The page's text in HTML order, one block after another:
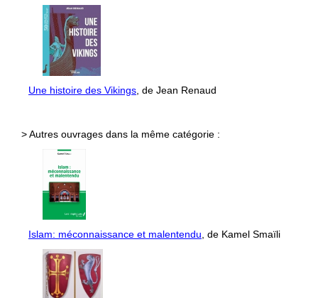
Une histoire des Vikings , de Jean Renaud
> Autres ouvrages dans la même catégorie :
Islam: méconnaissance et malentendu , de Kamel Smaïli